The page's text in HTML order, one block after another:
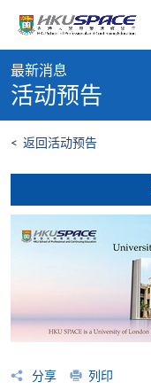
content
content
start
最新消息
活动预告
< 返回活动预告
分享 列印